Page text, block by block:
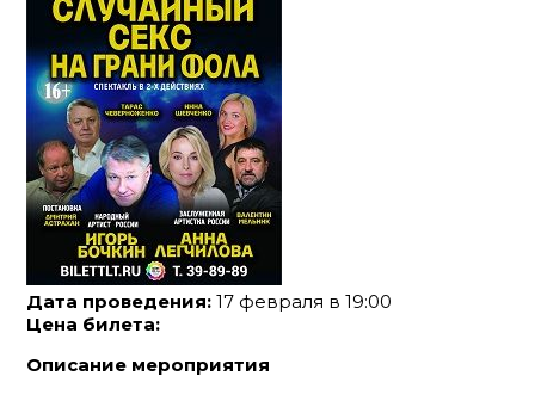
Дата проведения: 17 февраля в 19:00
Цена билета:
Описание мероприятия